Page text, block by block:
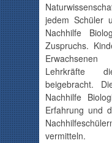
jedem Schüler
Nachhilfe
Zuspruchs.
Lehrkräfte
beigebracht.
Nachhilfe
Erfahrung und
vermitteln.